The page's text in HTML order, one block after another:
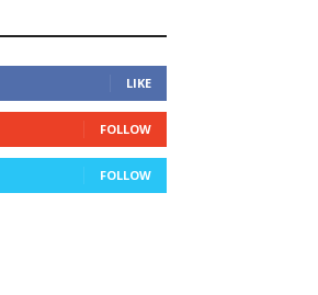
LIKE
FOLLOW
FOLLOW